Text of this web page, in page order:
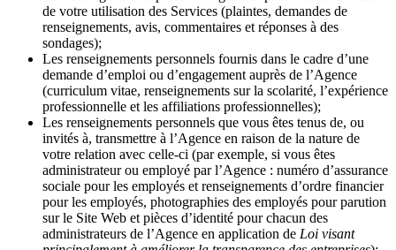
de votre utilisation des Services (plaintes, demandes de
renseignements, avis, commentaires et réponses à des
sondages);
Les renseignements personnels fournis dans le cadre d’une
demande d’emploi ou d’engagement auprès de l’Agence
(curriculum vitae, renseignements sur la scolarité, l’expérience
professionnelle et les affiliations professionnelles);
Les renseignements personnels que vous êtes tenus de, ou
invités à, transmettre à l’Agence en raison de la nature de
votre relation avec celle-ci (par exemple, si vous êtes
administrateur ou employé par l’Agence : numéro d’assurance
sociale pour les employés et renseignements d’ordre financier
pour les employés, photographies des employés pour parution
sur le Site Web et pièces d’identité pour chacun des
administrateurs de l’Agence en application de Loi visant